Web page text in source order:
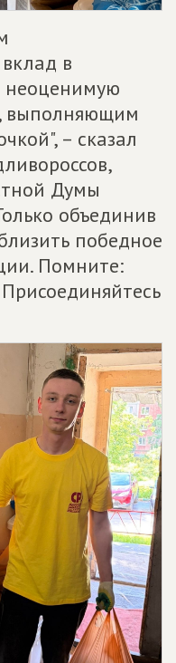
в
выполняющим
– сказал
Думы
объединив
победное
Помните: